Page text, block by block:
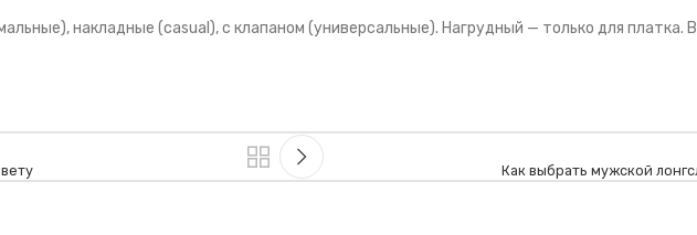
накладные (casual), с клапаном (универсальные). Нагрудный — только для платка.
Как выбрать мужской